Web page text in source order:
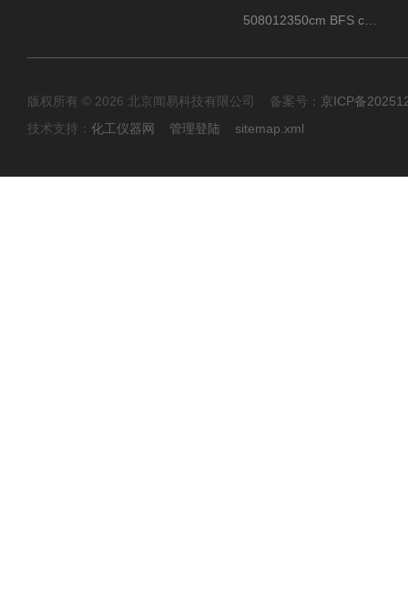
版权所有 © 2026 北京闻易科技有限公司 备案号： 京ICP备
技术支持： 化工仪器网 管理登陆 sitemap.xml